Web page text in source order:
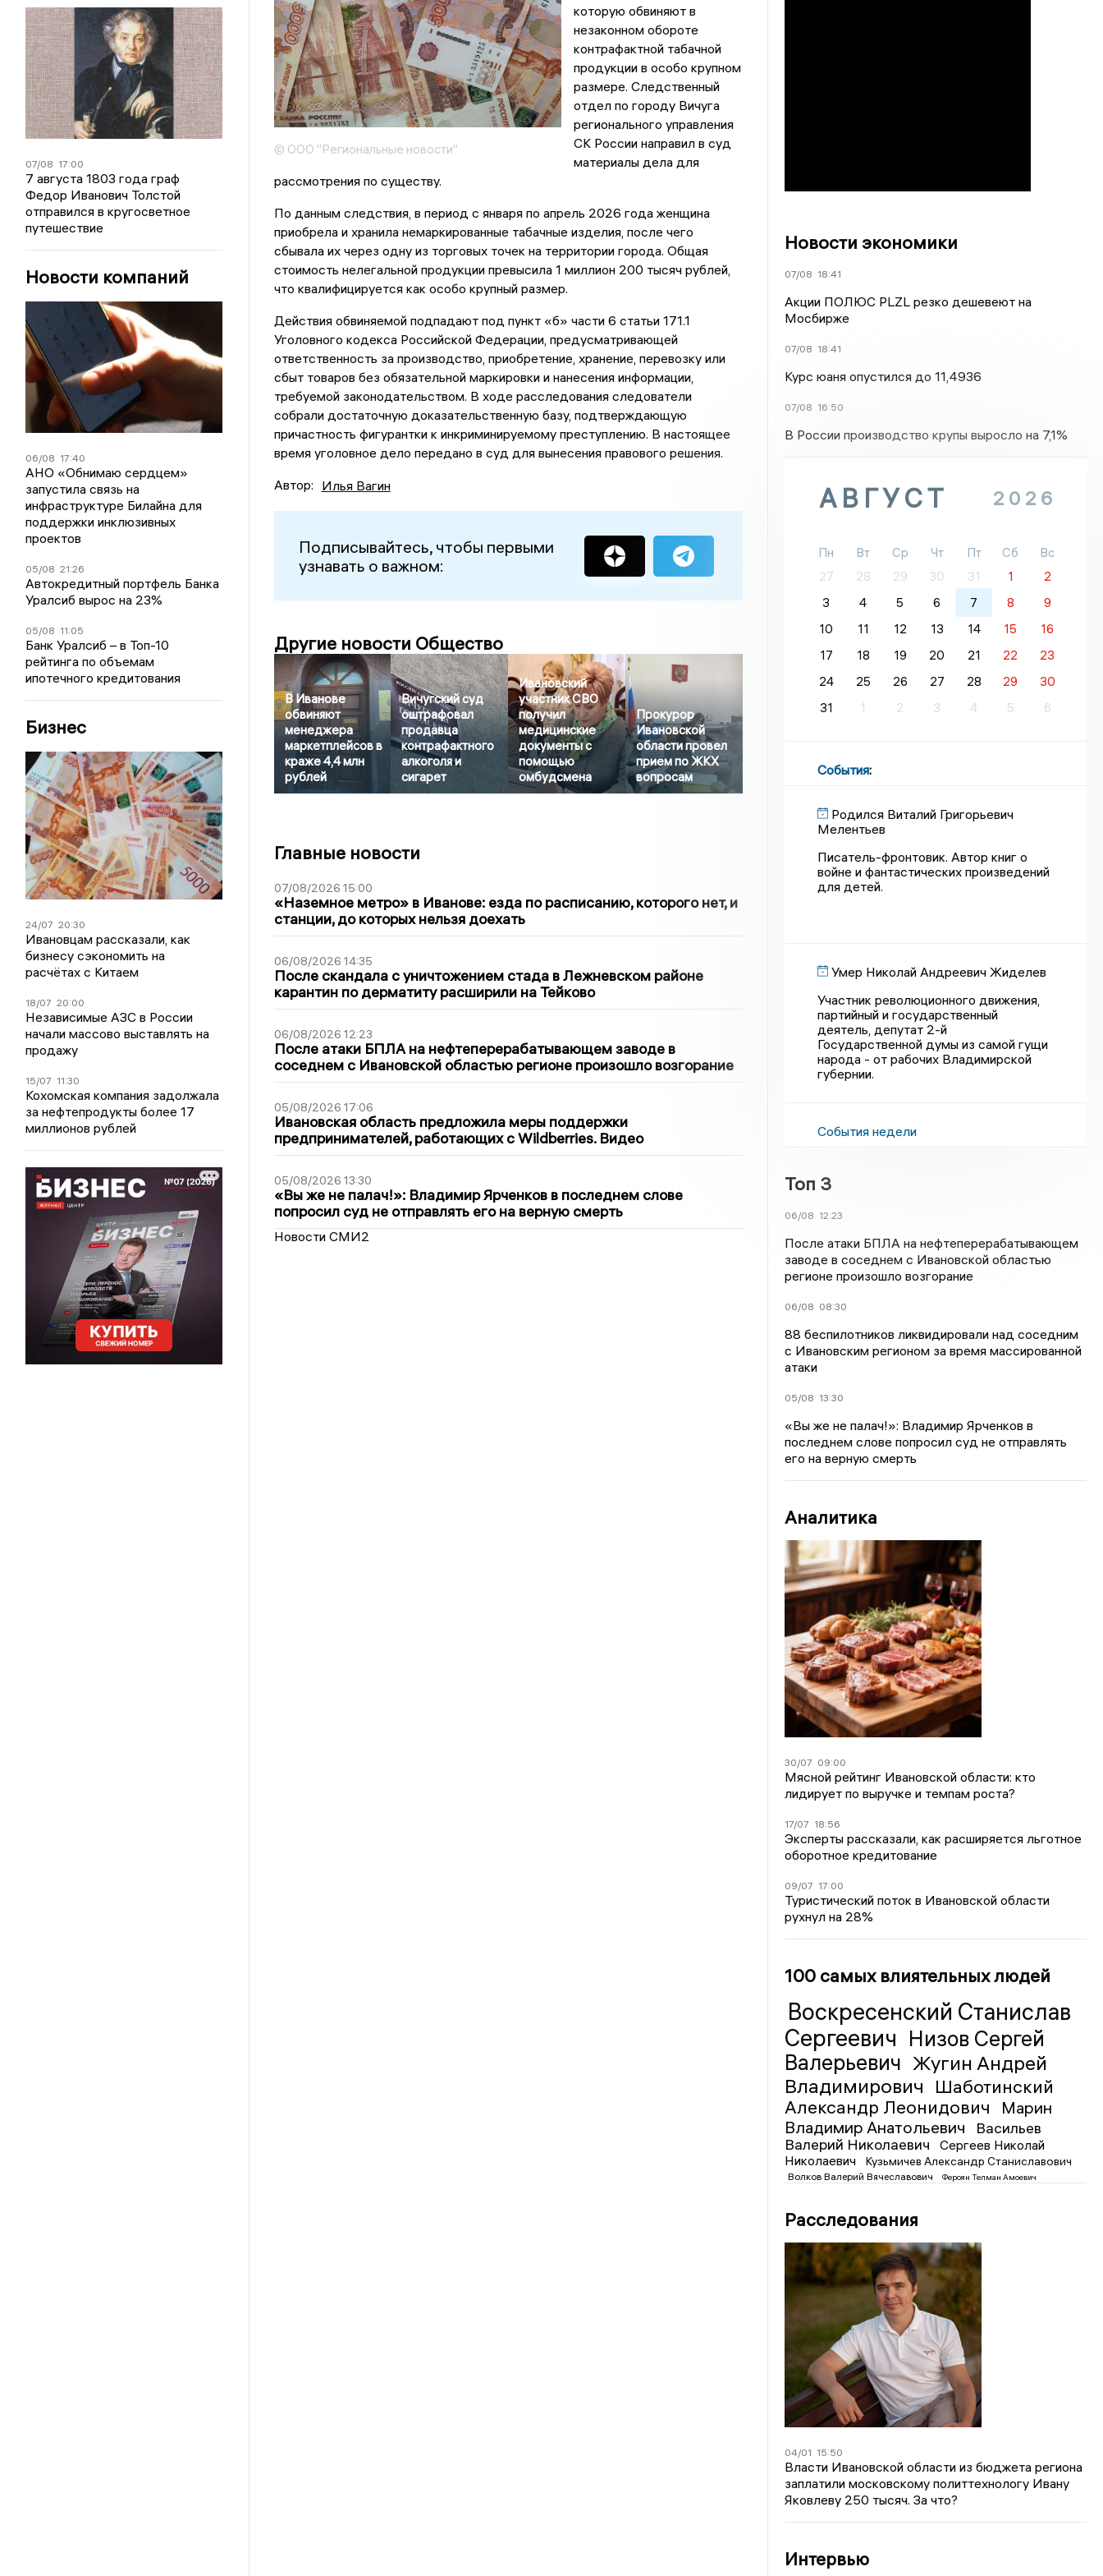
07/08 17:00
7 августа 1803 года граф
Федор Иванович Толстой
отправился в кругосветное
путешествие
Новости компаний
06/08 17:40
АНО «Обнимаю сердцем»
запустила связь на
инфраструктуре Билайна для
поддержки инклюзивных
проектов
05/08 21:26
Автокредитный портфель Банка
Уралсиб вырос на 23%
05/08 11:05
Банк Уралсиб – в Топ-10
рейтинга по объемам
ипотечного кредитования
Бизнес
24/07 20:30
Ивановцам рассказали, как
бизнесу сэкономить на
расчётах с Китаем
18/07 20:00
Независимые АЗС в России
начали массово выставлять на
продажу
15/07 11:30
Кохомская компания задолжала
за нефтепродукты более 17
миллионов рублей
© ООО "Региональные новости"
которую обвиняют в
незаконном обороте
контрафактной табачной
продукции в особо крупном
размере. Следственный
отдел по городу Вичуга
регионального управления
СК России направил в суд
материалы дела для
рассмотрения по существу.
По данным следствия, в период с января по апрель 2026 года женщина
приобрела и хранила немаркированные табачные изделия, после чего
сбывала их через одну из торговых точек на территории города. Общая
стоимость нелегальной продукции превысила 1 миллион 200 тысяч рублей,
что квалифицируется как особо крупный размер.
Действия обвиняемой подпадают под пункт «б» части 6 статьи 171.1
Уголовного кодекса Российской Федерации, предусматривающей
ответственность за производство, приобретение, хранение, перевозку или
сбыт товаров без обязательной маркировки и нанесения информации,
требуемой законодательством. В ходе расследования следователи
собрали достаточную доказательственную базу, подтверждающую
причастность фигурантки к инкриминируемому преступлению. В настоящее
время уголовное дело передано в суд для вынесения правового решения.
Автор: Илья Вагин
Подписывайтесь, чтобы первыми
узнавать о важном:
Другие новости Общество
В Иванове
обвиняют
менеджера
маркетплейсов в
краже 4,4 млн
рублей
Вичугский суд
оштрафовал
продавца
контрафактного
алкоголя и
сигарет
Ивановский
участник СВО
получил
медицинские
документы с
помощью
омбудсмена
Прокурор
Ивановской
области провел
прием по ЖКХ
вопросам
Главные новости
07/08/2026 15:00
«Наземное метро» в Иванове: езда по расписанию, которого нет, и
станции, до которых нельзя доехать
06/08/2026 14:35
После скандала с уничтожением стада в Лежневском районе
карантин по дерматиту расширили на Тейково
06/08/2026 12:23
После атаки БПЛА на нефтеперерабатывающем заводе в
соседнем с Ивановской областью регионе произошло возгорание
05/08/2026 17:06
Ивановская область предложила меры поддержки
предпринимателей, работающих с Wildberries. Видео
05/08/2026 13:30
«Вы же не палач!»: Владимир Ярченков в последнем слове
попросил суд не отправлять его на верную смерть
Новости СМИ2
Новости экономики
07/08 18:41
Акции ПОЛЮС PLZL резко дешевеют на
Мосбирже
07/08 18:41
Курс юаня опустился до 11,4936
07/08 16:50
В России производство крупы выросло на 7,1%
АВГУСТ 2026
Пн Вт Ср Чт Пт Сб
Вс
27
28 29 30 31 1
2
3
4 5 6 7 8
9
10
11 12 13 14 15
16
17
18 19 20 21 22
23
24
25 26 27 28 29
30
31
1 2 3 4 5 6
События:
Родился Виталий Григорьевич
Мелентьев
Писатель-фронтовик. Автор книг о
войне и фантастических произведений
для детей.
Умер Николай Андреевич Жиделев
Участник революционного движения,
партийный и государственный
деятель, депутат 2-й
Государственной думы из самой гущи
народа - от рабочих Владимирской
губернии.
События недели
Топ 3
06/08 12:23
После атаки БПЛА на нефтеперерабатывающем
заводе в соседнем с Ивановской областью
регионе произошло возгорание
06/08 08:30
88 беспилотников ликвидировали над соседним
с Ивановским регионом за время массированной
атаки
05/08 13:30
«Вы же не палач!»: Владимир Ярченков в
последнем слове попросил суд не отправлять
его на верную смерть
Аналитика
30/07 09:00
Мясной рейтинг Ивановской области: кто
лидирует по выручке и темпам роста?
17/07 18:56
Эксперты рассказали, как расширяется льготное
оборотное кредитование
09/07 17:00
Туристический поток в Ивановской области
рухнул на 28%
100 самых влиятельных людей
Воскресенский Станислав
Сергеевич Низов Сергей
Валерьевич Жугин Андрей
Владимирович
Шаботинский
Александр Леонидович
Марин
Владимир Анатольевич
Васильев
Валерий Николаевич
Сергеев Николай
Николаевич
Кузьмичев Александр Станиславович
Волков Валерий Вячеславович Фероян Телман Амоевич
Расследования
04/01 15:50
Власти Ивановской области из бюджета региона
заплатили московскому политтехнологу Ивану
Яковлеву 250 тысяч. За что?
Интервью